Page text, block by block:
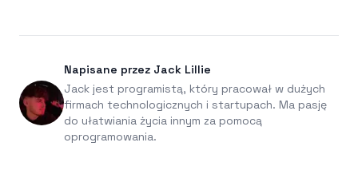
Napisane przez Jack Lillie
Jack jest programistą, który pracował w dużych
firmach technologicznych i startupach. Ma pasję
do ułatwiania życia innym za pomocą
oprogramowania.